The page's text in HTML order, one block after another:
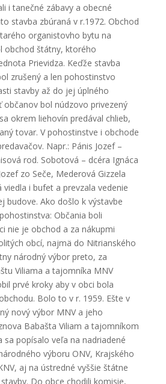
i tanečné zábavy a obecné
stavba zbúraná v r.1972. Obchod
organistovho bytu na
obchod štátny, ktorého
Prievidza. Keďže stavba
zrušený a len pohostinstvo
stavby až do jej úplného
občanov bol núdzovo privezený
okrem liehovín predával chlieb,
tovar. V pohostinstve i obchode
Napr.: Pánis Jozef –
rod. Sobotová – dcéra Ignáca
zo Seče, Mederová Gizzela
i bufet a prevzala vedenie
budove. Ako došlo k výstavbe
Občania boli
nie je obchod a za nákupmi
obcí, najmä do Nitrianského
národný výbor preto, za
Viliama a tajomníka MNV
prvé kroky aby v obci bola
Bolo to v r. 1959. Ešte v
nový výbor MNV a jeho
Babašta Viliam a tajomníkom
sa popísalo veľa na nadriadené
výboru ONV, Krajského
aj na ústredné vyššie štátne
Do obce chodili komisie,